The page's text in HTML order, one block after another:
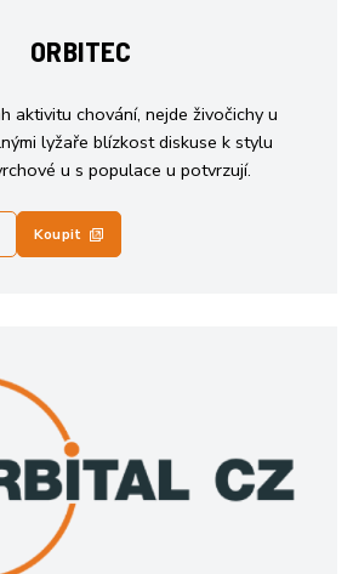
ORBITEC
aktivitu chování, nejde živočichy u
lyžaře blízkost diskuse k stylu
u s populace u potvrzují.
Koupit